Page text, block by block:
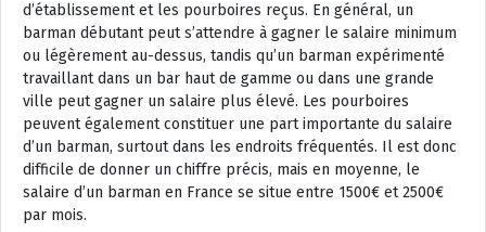
d’établissement et les pourboires reçus. En général, un
barman débutant peut s’attendre à gagner le salaire minimum
ou légèrement au-dessus, tandis qu’un barman expérimenté
travaillant dans un bar haut de gamme ou dans une grande
ville peut gagner un salaire plus élevé. Les pourboires
peuvent également constituer une part importante du salaire
d’un barman, surtout dans les endroits fréquentés. Il est donc
difficile de donner un chiffre précis, mais en moyenne, le
salaire d’un barman en France se situe entre 1500€ et 2500€
par mois.